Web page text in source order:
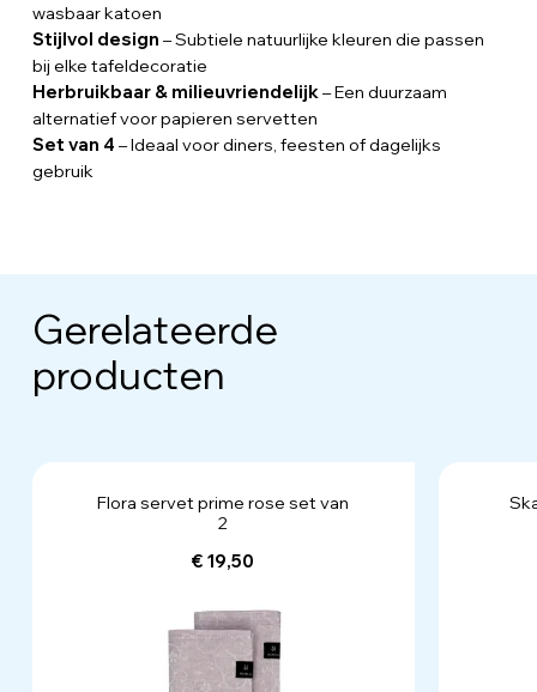
wasbaar katoen
Stijlvol design – Subtiele natuurlijke kleuren die passen
bij elke tafeldecoratie
Herbruikbaar & milieuvriendelijk– Een duurzaam
alternatief voor papieren servetten
Set van 4 – Ideaal voor diners, feesten of dagelijks
gebruik
Gerelateerde
producten
Flora servet prime rose set van
2
€ 19,50